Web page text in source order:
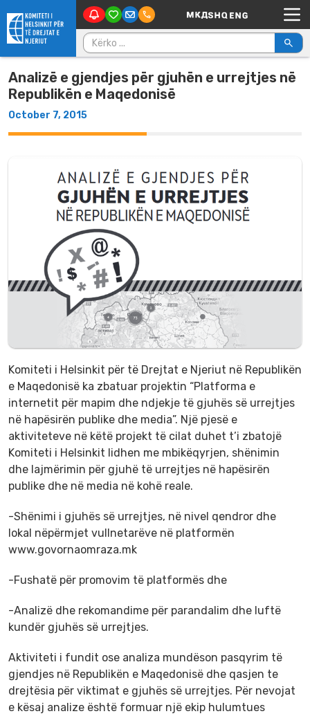
Skip to content Main Navigation
Kërko për:
Analizë e gjendjes për gjuhën e urrejtjes në
Republikën e Maqedonisë
October 7, 2015
Komiteti i Helsinkit për të Drejtat e Njeriut në Republikën
e Maqedonisë ka zbatuar projektin “Platforma e
internetit për mapim dhe ndjekje të gjuhës së urrejtjes
në hapësirën publike dhe media”. Një pjesë e
aktiviteteve në këtë projekt të cilat duhet t’i zbatojë
Komiteti i Helsinkit lidhen me mbikëqyrjen, shënimin
dhe lajmërimin për gjuhë të urrejtjes në hapësirën
publike dhe në media në kohë reale.
-Shënimi i gjuhës së urrejtjes, në nivel qendror dhe
lokal nëpërmjet vullnetarëve në platformën
www.govornaomraza.mk
-Fushatë për promovim të platformës dhe
-Analizë dhe rekomandime për parandalim dhe luftë
kundër gjuhës së urrejtjes.
Aktiviteti i fundit ose analiza mundëson pasqyrim të
gjendjes në Republikën e Maqedonisë dhe qasjen te
drejtësia për viktimat e gjuhës së urrejtjes. Për nevojat
e kësaj analize është formuar një ekip hulumtues